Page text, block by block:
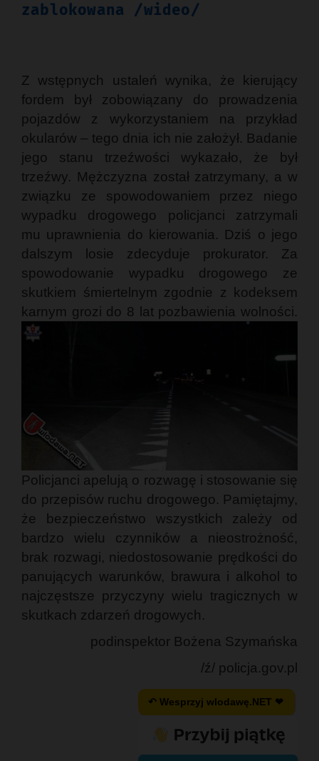
zablokowana /wideo/
Z wstępnych ustaleń wynika, że kierujący
fordem był zobowiązany do prowadzenia
pojazdów z wykorzystaniem na przykład
okularów – tego dnia ich nie założył. Badanie
jego stanu trzeźwości wykazało, że był
trzeźwy. Mężczyzna został zatrzymany, a w
związku ze spowodowaniem przez niego
wypadku drogowego policjanci zatrzymali
mu uprawnienia do kierowania. Dziś o jego
dalszym losie zdecyduje prokurator. Za
spowodowanie wypadku drogowego ze
skutkiem śmiertelnym zgodnie z kodeksem
karnym grozi do 8 lat pozbawienia wolności.
Policjanci apelują o rozwagę i stosowanie się
do przepisów ruchu drogowego. Pamiętajmy,
że bezpieczeństwo wszystkich zależy od
bardzo wielu czynników a nieostrożność,
brak rozwagi, niedostosowanie prędkości do
panujących warunków, brawura i alkohol to
najczęstsze przyczyny wielu tragicznych w
skutkach zdarzeń drogowych.
podinspektor Bożena Szymańska
/ź/ policja.gov.pl
↶ Wesprzyj wlodawę.NET ❤